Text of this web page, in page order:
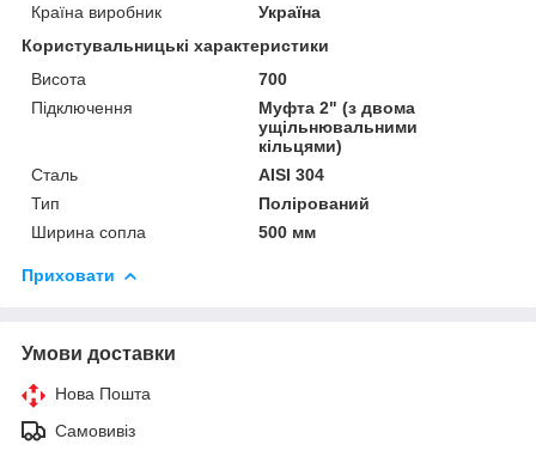
Країна виробник
Україна
Користувальницькі характеристики
Висота
700
Підключення
Муфта 2" (з двома
ущільнювальними
кільцями)
Сталь
AISI 304
Тип
Полірований
Ширина сопла
500 мм
Приховати
Умови доставки
Нова Пошта
Самовивіз